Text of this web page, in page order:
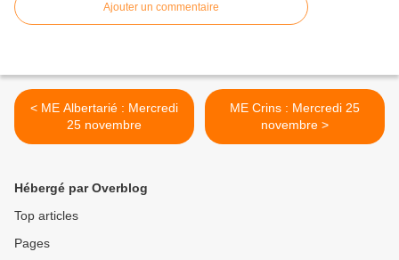
Ajouter un commentaire
< ME Albertarié : Mercredi
25 novembre
ME Crins : Mercredi 25
novembre >
Hébergé par Overblog
Top articles
Pages